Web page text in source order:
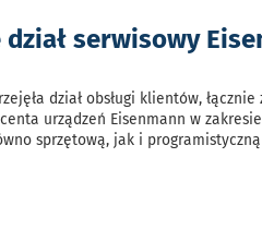
serwisowy
dział obsługi klientów, łącznie
urządzeń Eisenmann w
sprzętową, jak i